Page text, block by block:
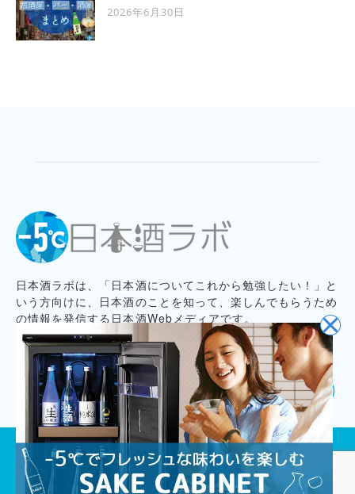
2026年6月30日
日本酒ラボは、「日本酒についてこれから勉強したい！」と
いう方向けに、日本酒のことを知って、楽しんでもらうため
の情報を発信する日本酒Webメディアです。
プライバシーポリシー
記事コンテンツ制作ポリシー
お問い合わせ
会社概要 プレスリリース募集
© 2020Cajiya,Inc.All Rights Reserved.